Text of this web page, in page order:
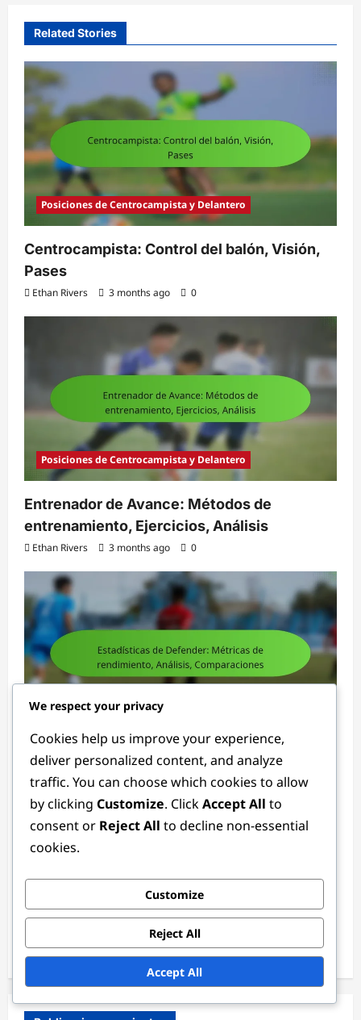
Related Stories
Posiciones de Centrocampista y Delantero
Centrocampista: Control del balón, Visión,
Pases
Ethan Rivers 3 months ago 0
Posiciones de Centrocampista y Delantero
Entrenador de Avance: Métodos de
entrenamiento, Ejercicios, Análisis
Ethan Rivers 3 months ago 0
Posiciones de Centrocampista y Delantero
Estadísticas de Defender: Métricas de
rendimiento, Análisis, Comparaciones
Ethan Rivers 3 months ago 0
Enlaces
Sobre nosotros
Publicaciones del blog
We respect your privacy
Cookies help us improve your experience,
deliver personalized content, and analyze
traffic. You can choose which cookies to allow
by clicking Customize. ClickAccept All to
consent or Reject All to decline non-essential
cookies.
Customize
Reject All
Accept All